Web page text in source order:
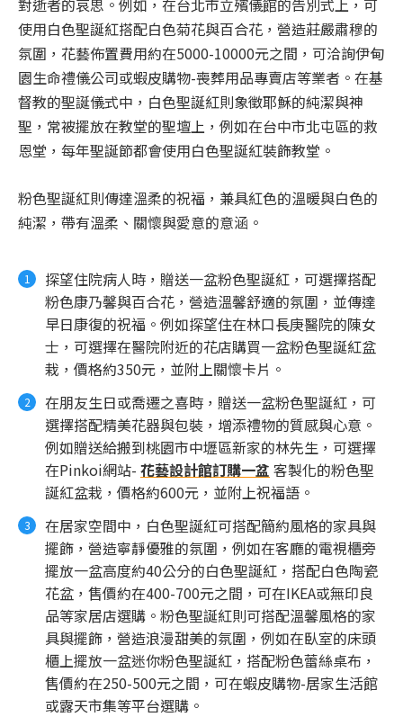
對逝者的哀思。例如，在台北市立殯儀館的告別式上，可
使用白色聖誕紅搭配白色菊花與百合花，營造莊嚴肅穆的
氛圍，花藝佈置費用約在5000-10000元之間，可洽詢伊甸
園生命禮儀公司或蝦皮購物-喪葬用品專賣店等業者。在基
督教的聖誕儀式中，白色聖誕紅則象徵耶穌的純潔與神
聖，常被擺放在教堂的聖壇上，例如在台中市北屯區的救
恩堂，每年聖誕節都會使用白色聖誕紅裝飾教堂。
粉色聖誕紅則傳達溫柔的祝福，兼具紅色的溫暖與白色的
純潔，帶有溫柔、關懷與愛意的意涵。
探望住院病人時，贈送一盆粉色聖誕紅，可選擇搭配
粉色康乃馨與百合花，營造溫馨舒適的氛圍，並傳達
早日康復的祝福。例如探望住在林口長庚醫院的陳女
士，可選擇在醫院附近的花店購買一盆粉色聖誕紅盆
栽，價格約350元，並附上關懷卡片。
在朋友生日或喬遷之喜時，贈送一盆粉色聖誕紅，可
選擇搭配精美花器與包裝，增添禮物的質感與心意。
例如贈送給搬到桃園市中壢區新家的林先生，可選擇
在Pinkoi網站- 花藝設計館訂購一盆 客製化的粉色聖
誕紅盆栽，價格約600元，並附上祝福語。
在居家空間中，白色聖誕紅可搭配簡約風格的家具與
擺飾，營造寧靜優雅的氛圍，例如在客廳的電視櫃旁
擺放一盆高度約40公分的白色聖誕紅，搭配白色陶瓷
花盆，售價約在400-700元之間，可在IKEA或無印良
品等家居店選購。粉色聖誕紅則可搭配溫馨風格的家
具與擺飾，營造浪漫甜美的氛圍，例如在臥室的床頭
櫃上擺放一盆迷你粉色聖誕紅，搭配粉色蕾絲桌布，
售價約在250-500元之間，可在蝦皮購物-居家生活館
或露天市集等平台選購。